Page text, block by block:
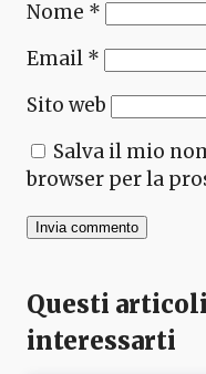
Nome *
Email *
Sito web
Salva il mio
browser per la
Questi
interessarti